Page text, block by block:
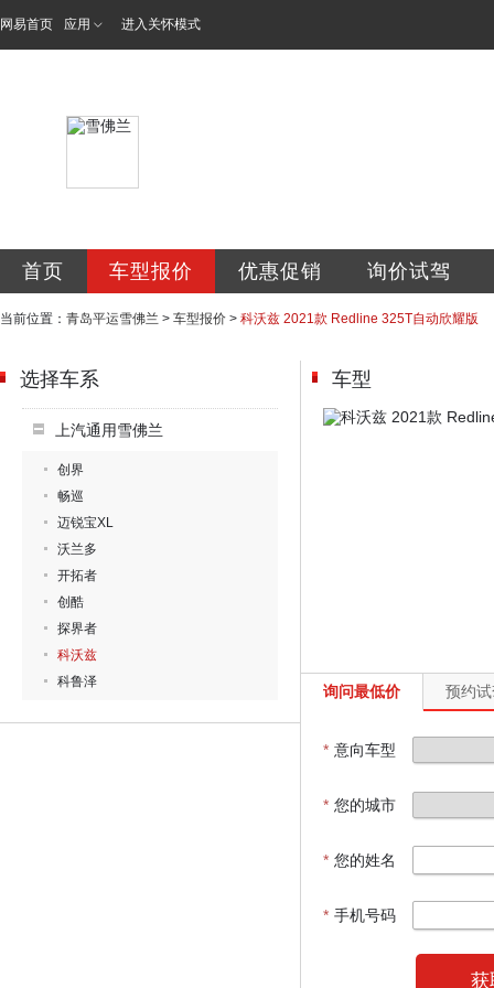
网易首页 应用 进入关怀模式
首页 车型报价 优惠促销 询价试驾
当前位置： 青岛平运雪佛兰 > 车型报价 > 科沃兹 2021款 Redline 325T自动欣耀版
选择车系
上汽通用雪佛兰
创界
畅巡
迈锐宝XL
沃兰多
开拓者
创酷
探界者
科沃兹
科鲁泽
车型
询问最低价 预约
* 意向车型
* 您的城市
* 您的姓名
* 手机号码
获